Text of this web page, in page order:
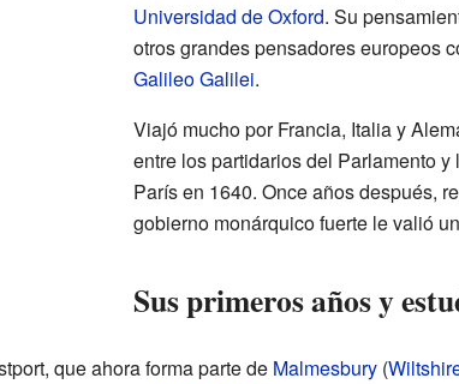
Universidad de Oxford. Su
otros grandes pensadores europeos
Galileo Galilei.
Viajó mucho por Francia, Italia y
entre los partidarios del Parlamento
París en 1640. Once años después,
gobierno monárquico fuerte le valió
Sus primeros años y
que ahora forma parte de Malmesbury(